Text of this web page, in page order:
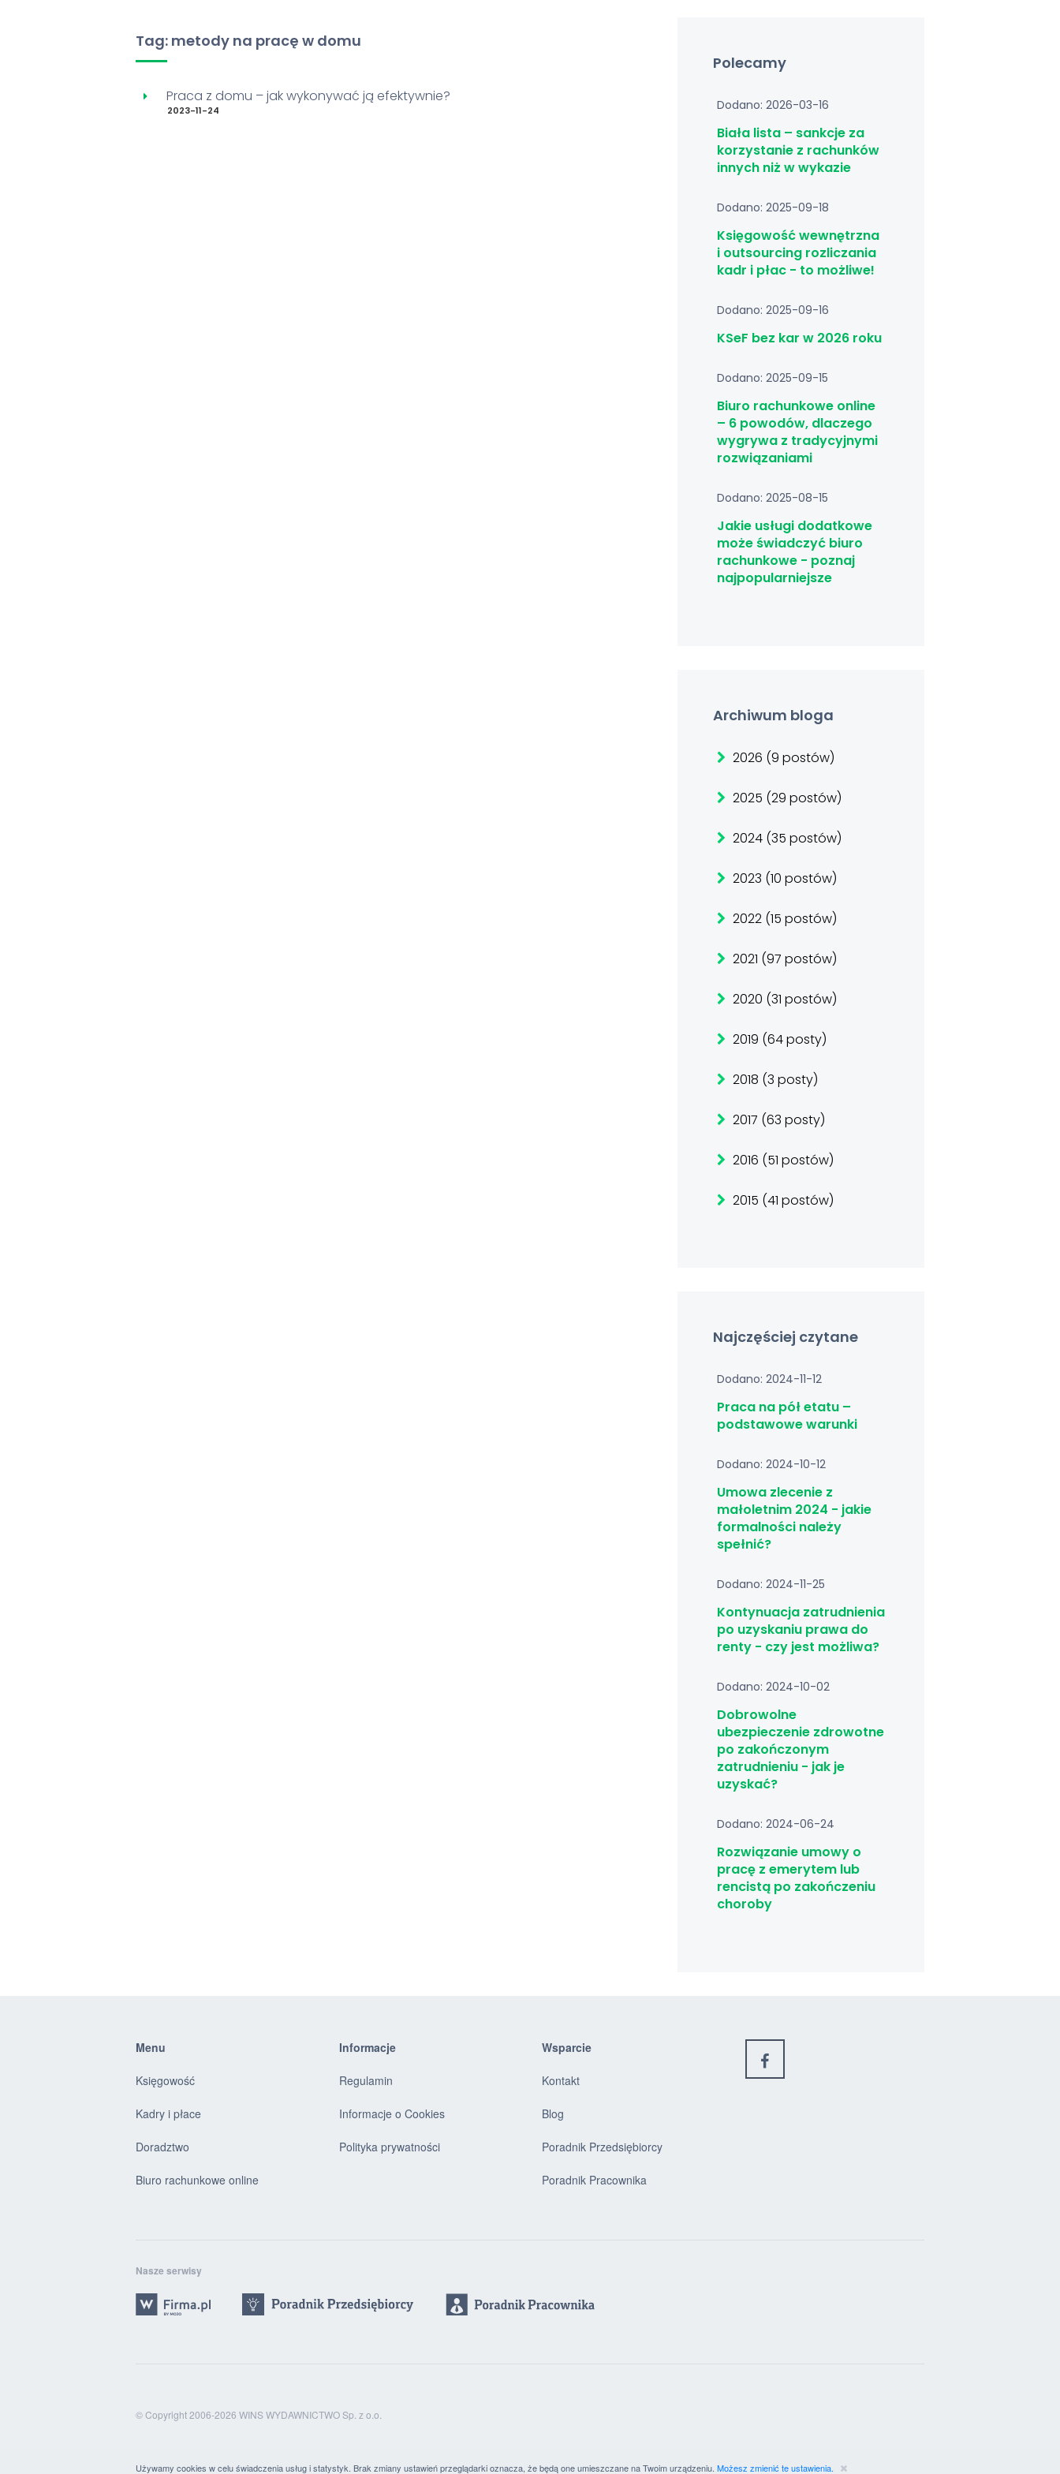
Tag: metody na pracę w domu
Praca z domu – jak wykonywać ją efektywnie?
2023-11-24
Polecamy
Dodano: 2026-03-16
Biała lista – sankcje za
korzystanie z rachunków
innych niż w wykazie
Dodano: 2025-09-18
Księgowość wewnętrzna
i outsourcing rozliczania
kadr i płac - to możliwe!
Dodano: 2025-09-16
KSeF bez kar w 2026 roku
Dodano: 2025-09-15
Biuro rachunkowe online
– 6 powodów, dlaczego
wygrywa z tradycyjnymi
rozwiązaniami
Dodano: 2025-08-15
Jakie usługi dodatkowe
może świadczyć biuro
rachunkowe - poznaj
najpopularniejsze
Archiwum bloga
2026 (9 postów)
2025 (29 postów)
2024 (35 postów)
2023 (10 postów)
2022 (15 postów)
2021 (97 postów)
2020 (31 postów)
2019 (64 posty)
2018 (3 posty)
2017 (63 posty)
2016 (51 postów)
2015 (41 postów)
Najczęściej czytane
Dodano: 2024-11-12
Praca na pół etatu –
podstawowe warunki
Dodano: 2024-10-12
Umowa zlecenie z
małoletnim 2024 - jakie
formalności należy
spełnić?
Dodano: 2024-11-25
Kontynuacja zatrudnienia
po uzyskaniu prawa do
renty - czy jest możliwa?
Dodano: 2024-10-02
Dobrowolne
ubezpieczenie zdrowotne
po zakończonym
zatrudnieniu - jak je
uzyskać?
Dodano: 2024-06-24
Rozwiązanie umowy o
pracę z emerytem lub
rencistą po zakończeniu
choroby
Menu
Księgowość
Kadry i płace
Doradztwo
Biuro rachunkowe online
Informacje
Regulamin
Informacje o Cookies
Polityka prywatności
Wsparcie
Kontakt
Blog
Poradnik Przedsiębiorcy
Poradnik Pracownika
Nasze serwisy
© Copyright 2006-2026 WINS WYDAWNICTWO Sp. z o.o.
Używamy cookies w celu świadczenia usług i statystyk. Brak zmiany ustawień przeglądarki oznacza, że będą one umieszczane na Twoim urządzeniu. Możesz zmienić te ustawienia.